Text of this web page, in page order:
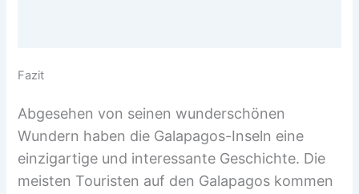
Fazit
Abgesehen von seinen wunderschönen
Wundern haben die Galapagos-Inseln eine
einzigartige und interessante Geschichte. Die
meisten Touristen auf den Galapagos kommen